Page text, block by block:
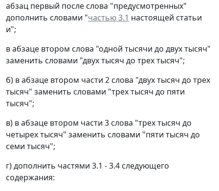
абзац первый после слова "предусмотренных"
дополнить словами "частью 3.1 настоящей статьи
и";
в абзаце втором слова "одной тысячи до двух тысяч"
заменить словами "двух тысяч до трех тысяч";
б) в абзаце втором части 2 слова "двух тысяч до трех
тысяч" заменить словами "трех тысяч до пяти
тысяч";
в) в абзаце втором части 3 слова "трех тысяч до
четырех тысяч" заменить словами "пяти тысяч до
семи тысяч";
г) дополнить частями 3.1 - 3.4 следующего
содержания: